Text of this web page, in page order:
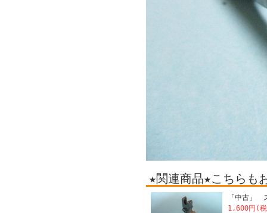
★関連商品★こちら
「中古」
1,600円(